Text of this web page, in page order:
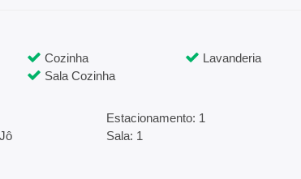
Cozinha
Lavanderia
Sala Cozinha
Estacionamento: 1
Sala: 1